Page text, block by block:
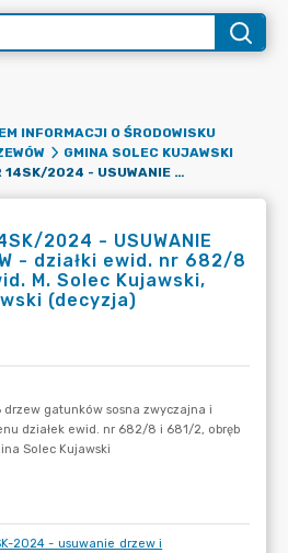
INFORMACJI O ŚRODOWISKU
GMINA SOLEC KUJAWSKI
KARTA SIOS NR 14SK/2024 - USUWANIE DRZEW I KRZEWÓW - DZIAŁKI EWID. NR 682/8 I 681/2, OBRĘB EWID. M. SOLEC KUJAWSKI, GMINA SOLEC KUJAWSKI (DECYZJA)
2024 - USUWANIE
- działki ewid. nr 682/8
M. Solec Kujawski,
(decyzja)
2024 - usuwanie drzew i